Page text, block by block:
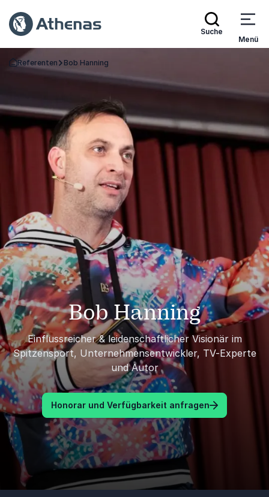
Suche
Menü
Zurück zur Startseite
Referenten Bob Hanning
Bob Hanning
Einflussreicher & leidenschaftlicher Visionär im
Spitzensport, Unternehmensentwickler, TV-Experte
und Autor
Honorar und Verfügbarkeit anfragen